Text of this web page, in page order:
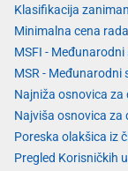
Klasifikacija
Minimalna cena rada
MSFI -
MSR - Međunarodni
Najniža osnovica za
Najviša osnovica za
Poreska olakšica iz
Pregled Korisničkih